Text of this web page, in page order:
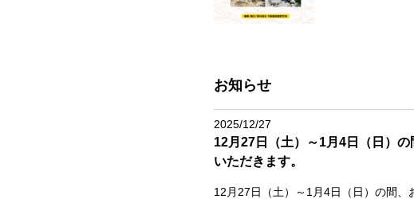
お知らせ
2025/12/27
12月27日（土）～1月4日（日）
いただきます。
12月27日（土）～1月4日（日）の間、